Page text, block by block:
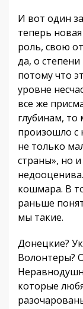
И вот один
теперь
роль, свою
да, о
потому что
уровне
все же
глубинам,
произошло
не только
страны», но
кошмара. В
раньше
мы такие.
Донецкие?
Волонтеры?
которые